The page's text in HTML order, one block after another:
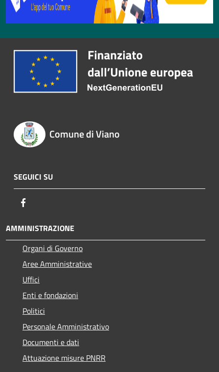
Comune di Viano
SEGUICI SU
AMMINISTRAZIONE
Organi di Governo
Aree Amministrative
Uffici
Enti e fondazioni
Politici
Personale Amministrativo
Documenti e dati
Attuazione misure PNRR